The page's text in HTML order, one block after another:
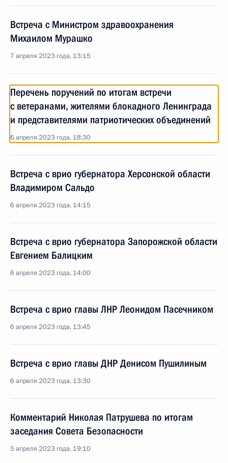
Встреча с Министром здравоохранения
Михаилом Мурашко
7 апреля 2023 года, 13:15
Перечень поручений по итогам встречи
с ветеранами, жителями блокадного Ленинграда
и представителями патриотических объединений
6 апреля 2023 года, 18:30
Встреча с врио губернатора Херсонской области
Владимиром Сальдо
6 апреля 2023 года, 14:15
Встреча с врио губернатора Запорожской области
Евгением Балицким
6 апреля 2023 года, 14:00
Встреча с врио главы ЛНР Леонидом Пасечником
6 апреля 2023 года, 13:45
Встреча с врио главы ДНР Денисом Пушилиным
6 апреля 2023 года, 13:30
Комментарий Николая Патрушева по итогам
заседания Совета Безопасности
5 апреля 2023 года, 19:10